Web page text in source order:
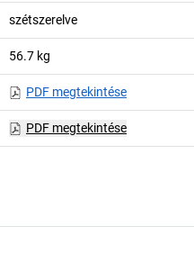
szétszerelve
56.7 kg
PDF megtekintése
PDF megtekintése